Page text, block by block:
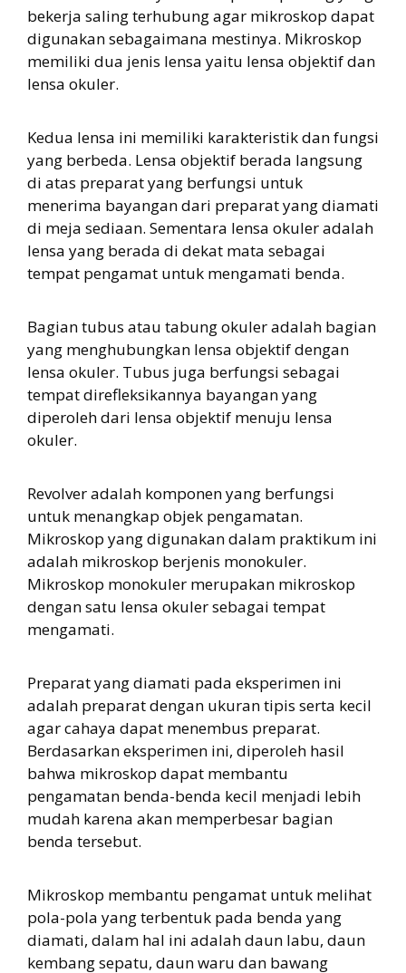
bekerja saling terhubung agar mikroskop dapat
digunakan sebagaimana mestinya. Mikroskop
memiliki dua jenis lensa yaitu lensa objektif dan
lensa okuler.
Kedua lensa ini memiliki karakteristik dan fungsi
yang berbeda. Lensa objektif berada langsung
di atas preparat yang berfungsi untuk
menerima bayangan dari preparat yang diamati
di meja sediaan. Sementara lensa okuler adalah
lensa yang berada di dekat mata sebagai
tempat pengamat untuk mengamati benda.
Bagian tubus atau tabung okuler adalah bagian
yang menghubungkan lensa objektif dengan
lensa okuler. Tubus juga berfungsi sebagai
tempat direfleksikannya bayangan yang
diperoleh dari lensa objektif menuju lensa
okuler.
Revolver adalah komponen yang berfungsi
untuk menangkap objek pengamatan.
Mikroskop yang digunakan dalam praktikum ini
adalah mikroskop berjenis monokuler.
Mikroskop monokuler merupakan mikroskop
dengan satu lensa okuler sebagai tempat
mengamati.
Preparat yang diamati pada eksperimen ini
adalah preparat dengan ukuran tipis serta kecil
agar cahaya dapat menembus preparat.
Berdasarkan eksperimen ini, diperoleh hasil
bahwa mikroskop dapat membantu
pengamatan benda-benda kecil menjadi lebih
mudah karena akan memperbesar bagian
benda tersebut.
Mikroskop membantu pengamat untuk melihat
pola-pola yang terbentuk pada benda yang
diamati, dalam hal ini adalah daun labu, daun
kembang sepatu, daun waru dan bawang